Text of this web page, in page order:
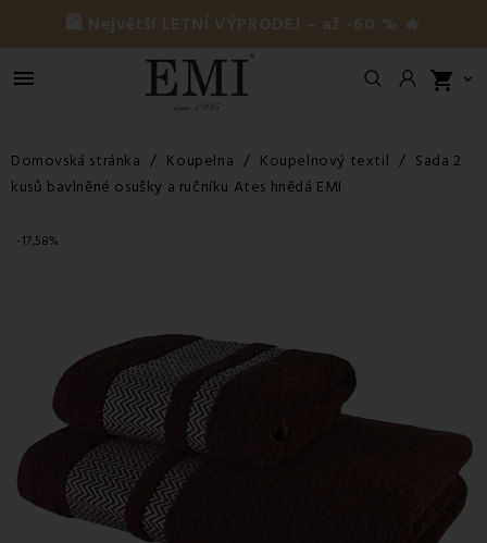
🛍️ Největší LETNÍ VÝPRODEJ – až -60 % 🔥
 shopping_cart 
Domovská stránka Koupelna Koupelnový textil
Sada 2
kusů bavlněné osušky a ručníku Ates hnědá EMI
-17,58%